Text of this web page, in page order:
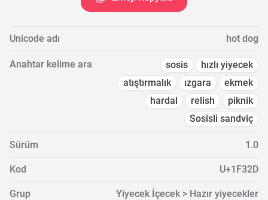
Unicode adı hot dog
Anahtar kelime ara sosis
hızlı yiyecek
atıştırmalık
ızgara
ekmek
hardal
relish
piknik
Sosisli sandviç
Sürüm 1.0
Kod U+1F32D
Grup Yiyecek İçecek > Hazır yiyecekler